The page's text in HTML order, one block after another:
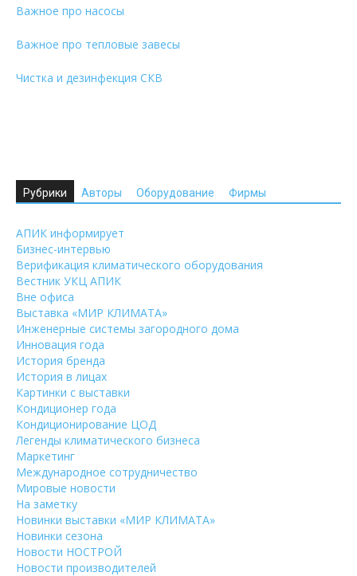
Важное про насосы
Важное про тепловые завесы
Чистка и дезинфекция СКВ
Рубрики Авторы Оборудование Фирмы
АПИК информирует
Бизнес-интервью
Верификация климатического оборудования
Вестник УКЦ АПИК
Вне офиса
Выставка «МИР КЛИМАТА»
Инженерные системы загородного дома
Инновация года
История бренда
История в лицах
Картинки с выставки
Кондиционер года
Кондиционирование ЦОД
Легенды климатического бизнеса
Маркетинг
Международное сотрудничество
Мировые новости
На заметку
Новинки выставки «МИР КЛИМАТА»
Новинки сезона
Новости НОСТРОЙ
Новости производителей